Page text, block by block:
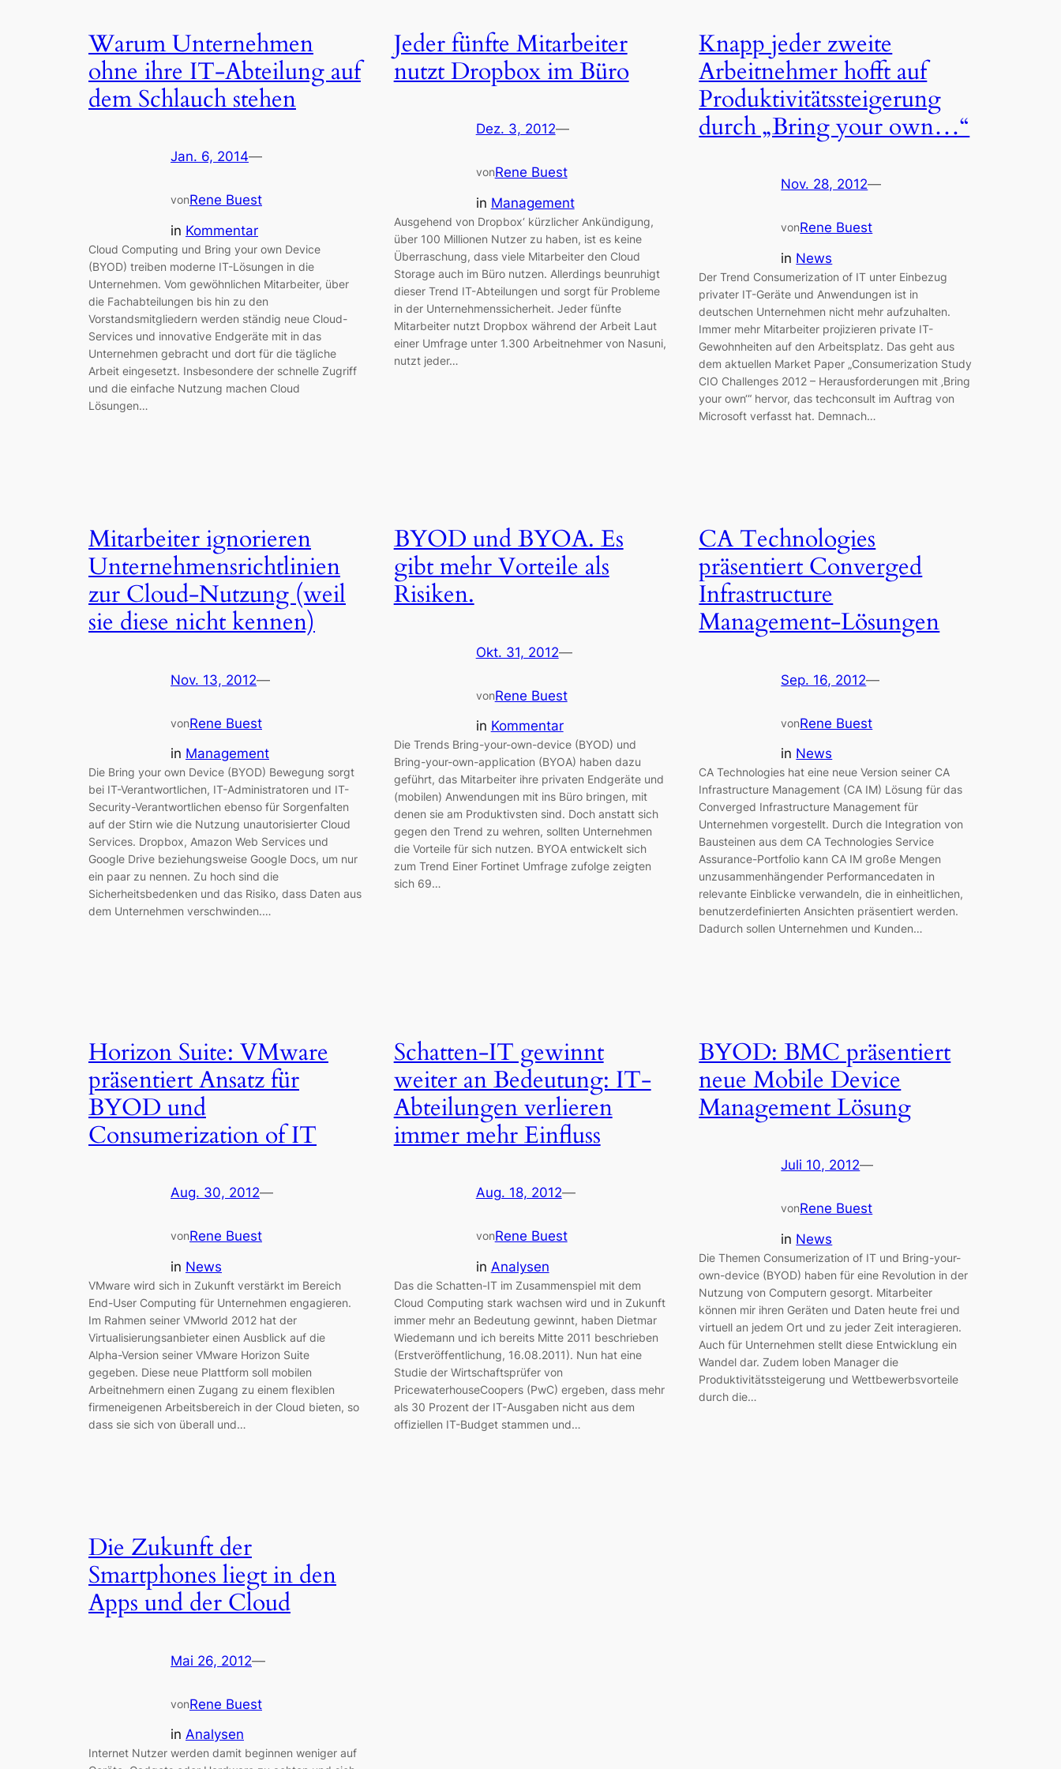
Warum Unternehmen
ohne ihre IT-Abteilung auf
dem Schlauch stehen
Jan. 6, 2014—
vonRene Buest
in Kommentar
Cloud Computing und Bring your own Device
(BYOD) treiben moderne IT-Lösungen in die
Unternehmen. Vom gewöhnlichen Mitarbeiter, über
die Fachabteilungen bis hin zu den
Vorstandsmitgliedern werden ständig neue Cloud-
Services und innovative Endgeräte mit in das
Unternehmen gebracht und dort für die tägliche
Arbeit eingesetzt. Insbesondere der schnelle Zugriff
und die einfache Nutzung machen Cloud
Lösungen…
Jeder fünfte Mitarbeiter
nutzt Dropbox im Büro
Dez. 3, 2012—
vonRene Buest
in Management
Ausgehend von Dropbox‘ kürzlicher Ankündigung,
über 100 Millionen Nutzer zu haben, ist es keine
Überraschung, dass viele Mitarbeiter den Cloud
Storage auch im Büro nutzen. Allerdings beunruhigt
dieser Trend IT-Abteilungen und sorgt für Probleme
in der Unternehmenssicherheit. Jeder fünfte
Mitarbeiter nutzt Dropbox während der Arbeit Laut
einer Umfrage unter 1.300 Arbeitnehmer von Nasuni,
nutzt jeder…
Knapp jeder zweite
Arbeitnehmer hofft auf
Produktivitätssteigerung
durch „Bring your own…“
Nov. 28, 2012—
vonRene Buest
in News
Der Trend Consumerization of IT unter Einbezug
privater IT-Geräte und Anwendungen ist in
deutschen Unternehmen nicht mehr aufzuhalten.
Immer mehr Mitarbeiter projizieren private IT-
Gewohnheiten auf den Arbeitsplatz. Das geht aus
dem aktuellen Market Paper „Consumerization Study
CIO Challenges 2012 – Herausforderungen mit ‚Bring
your own‘“ hervor, das techconsult im Auftrag von
Microsoft verfasst hat. Demnach…
Mitarbeiter ignorieren
Unternehmensrichtlinien
zur Cloud-Nutzung (weil
sie diese nicht kennen)
Nov. 13, 2012—
vonRene Buest
in Management
Die Bring your own Device (BYOD) Bewegung sorgt
bei IT-Verantwortlichen, IT-Administratoren und IT-
Security-Verantwortlichen ebenso für Sorgenfalten
auf der Stirn wie die Nutzung unautorisierter Cloud
Services. Dropbox, Amazon Web Services und
Google Drive beziehungsweise Google Docs, um nur
ein paar zu nennen. Zu hoch sind die
Sicherheitsbedenken und das Risiko, dass Daten aus
dem Unternehmen verschwinden.…
BYOD und BYOA. Es
gibt mehr Vorteile als
Risiken.
Okt. 31, 2012—
vonRene Buest
in Kommentar
Die Trends Bring-your-own-device (BYOD) und
Bring-your-own-application (BYOA) haben dazu
geführt, das Mitarbeiter ihre privaten Endgeräte und
(mobilen) Anwendungen mit ins Büro bringen, mit
denen sie am Produktivsten sind. Doch anstatt sich
gegen den Trend zu wehren, sollten Unternehmen
die Vorteile für sich nutzen. BYOA entwickelt sich
zum Trend Einer Fortinet Umfrage zufolge zeigten
sich 69…
CA Technologies
präsentiert Converged
Infrastructure
Management-Lösungen
Sep. 16, 2012—
vonRene Buest
in News
CA Technologies hat eine neue Version seiner CA
Infrastructure Management (CA IM) Lösung für das
Converged Infrastructure Management für
Unternehmen vorgestellt. Durch die Integration von
Bausteinen aus dem CA Technologies Service
Assurance-Portfolio kann CA IM große Mengen
unzusammenhängender Performancedaten in
relevante Einblicke verwandeln, die in einheitlichen,
benutzerdefinierten Ansichten präsentiert werden.
Dadurch sollen Unternehmen und Kunden…
Horizon Suite: VMware
präsentiert Ansatz für
BYOD und
Consumerization of IT
Aug. 30, 2012—
vonRene Buest
in News
VMware wird sich in Zukunft verstärkt im Bereich
End-User Computing für Unternehmen engagieren.
Im Rahmen seiner VMworld 2012 hat der
Virtualisierungsanbieter einen Ausblick auf die
Alpha-Version seiner VMware Horizon Suite
gegeben. Diese neue Plattform soll mobilen
Arbeitnehmern einen Zugang zu einem flexiblen
firmeneigenen Arbeitsbereich in der Cloud bieten, so
dass sie sich von überall und…
Schatten-IT gewinnt
weiter an Bedeutung: IT-
Abteilungen verlieren
immer mehr Einfluss
Aug. 18, 2012—
vonRene Buest
in Analysen
Das die Schatten-IT im Zusammenspiel mit dem
Cloud Computing stark wachsen wird und in Zukunft
immer mehr an Bedeutung gewinnt, haben Dietmar
Wiedemann und ich bereits Mitte 2011 beschrieben
(Erstveröffentlichung, 16.08.2011). Nun hat eine
Studie der Wirtschaftsprüfer von
PricewaterhouseCoopers (PwC) ergeben, dass mehr
als 30 Prozent der IT-Ausgaben nicht aus dem
offiziellen IT-Budget stammen und…
BYOD: BMC präsentiert
neue Mobile Device
Management Lösung
Juli 10, 2012—
vonRene Buest
in News
Die Themen Consumerization of IT und Bring-your-
own-device (BYOD) haben für eine Revolution in der
Nutzung von Computern gesorgt. Mitarbeiter
können mir ihren Geräten und Daten heute frei und
virtuell an jedem Ort und zu jeder Zeit interagieren.
Auch für Unternehmen stellt diese Entwicklung ein
Wandel dar. Zudem loben Manager die
Produktivitätssteigerung und Wettbewerbsvorteile
durch die…
Die Zukunft der
Smartphones liegt in den
Apps und der Cloud
Mai 26, 2012—
vonRene Buest
in Analysen
Internet Nutzer werden damit beginnen weniger auf